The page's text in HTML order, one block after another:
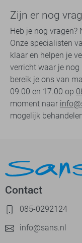
Zijn er nog
Heb je nog vragen?
Onze specialisten
klaar en helpen je
verricht waar je
bereik je ons van
09.00 en 17.00 op
moment naar
mogelijk
Contact
085-0292124
info@sans.nl